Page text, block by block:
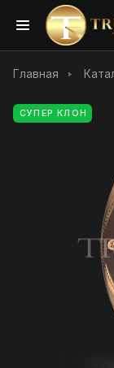
Главная
СУПЕР КЛОН